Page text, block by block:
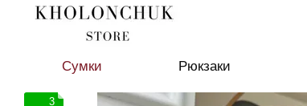
Перейти до основного контенту
Сумки Рюкзаки
3